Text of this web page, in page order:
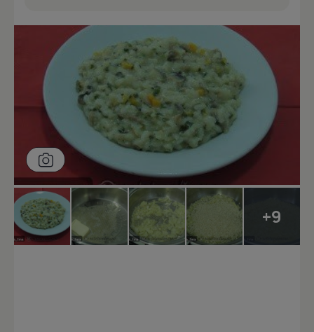
+9